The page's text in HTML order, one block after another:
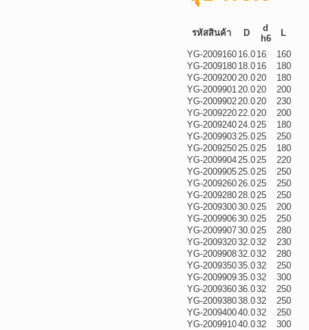
รหัสสินค้า D
d
h6
L
YG-2009160 16.0 16
160
YG-2009180 18.0 16
180
YG-200920020.020
180
YG-200990120.020
200
YG-200990220.020
230
YG-200922022.020
200
YG-200924024.025
180
YG-200990325.025
250
YG-200925025.025
180
YG-200990425.025
220
YG-200990525.025
250
YG-200926026.025
250
YG-200928028.025
250
YG-200930030.025
200
YG-200990630.025
250
YG-200990730.025
280
YG-200932032.032
230
YG-200990832.032
280
YG-200935035.032
250
YG-200990935.032
300
YG-200936036.032
250
YG-200938038.032
250
YG-200940040.032
250
YG-200991040.032
300